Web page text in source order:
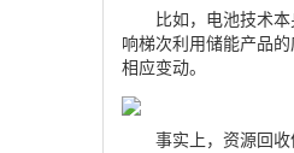
比如，电池技术本身
响梯次利用储能产品
相应变动。
事实上，资源回收体